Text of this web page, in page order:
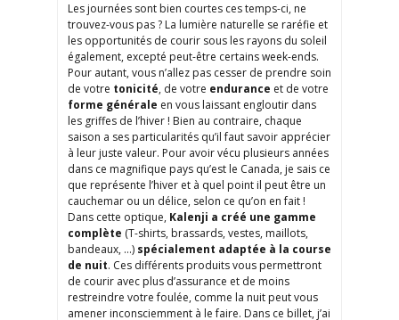
Les journées sont bien courtes ces temps-ci, ne
trouvez-vous pas ? La lumière naturelle se raréfie et
les opportunités de courir sous les rayons du soleil
également, excepté peut-être certains week-ends.
Pour autant, vous n’allez pas cesser de prendre soin
de votre tonicité, de votre endurance et de votre
forme générale en vous laissant engloutir dans
les griffes de l’hiver ! Bien au contraire, chaque
saison a ses particularités qu’il faut savoir apprécier
à leur juste valeur. Pour avoir vécu plusieurs années
dans ce magnifique pays qu’est le Canada, je sais ce
que représente l’hiver et à quel point il peut être un
cauchemar ou un délice, selon ce qu’on en fait !
Dans cette optique, Kalenji a créé une gamme
complète (T-shirts, brassards, vestes, maillots,
bandeaux, …) spécialement adaptée à la course
de nuit. Ces différents produits vous permettront
de courir avec plus d’assurance et de moins
restreindre votre foulée, comme la nuit peut vous
amener inconsciemment à le faire. Dans ce billet, j’ai